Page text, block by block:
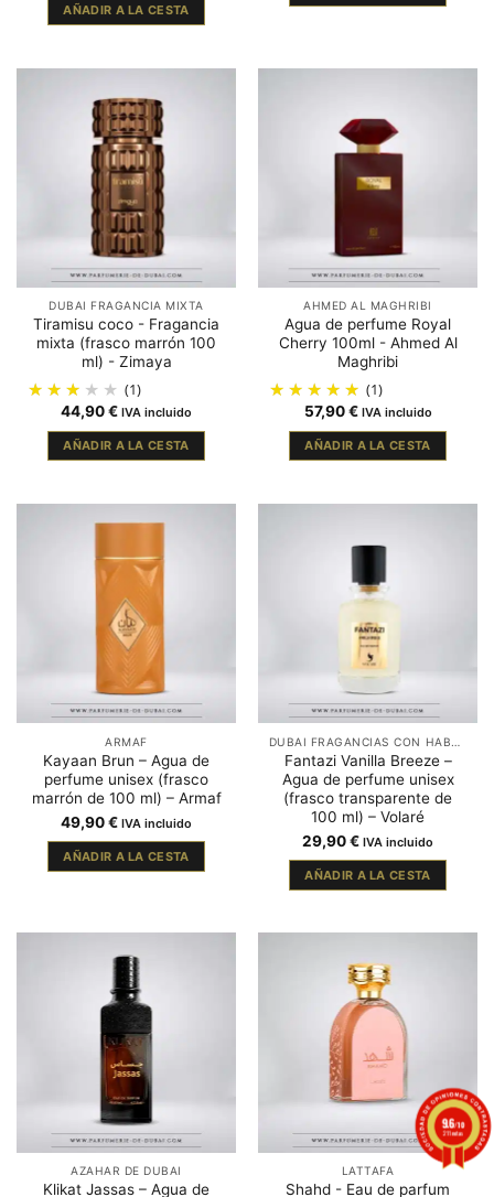
AÑADIR A LA CESTA
DUBAI FRAGANCIA MIXTA
Tiramisu coco - Fragancia
mixta (frasco marrón 100
ml) - Zimaya
(1)
44,90€ IVA incluido
AÑADIR A LA CESTA
AHMED AL MAGHRIBI
Agua de perfume Royal
Cherry 100ml - Ahmed Al
Maghribi
(1)
57,90€ IVA incluido
AÑADIR A LA CESTA
ARMAF
Kayaan Brun – Agua de
perfume unisex (frasco
marrón de 100 ml) – Armaf
49,90€ IVA incluido
AÑADIR A LA CESTA
Fantazi Vanilla Breeze –
Agua de perfume unisex
(frasco transparente de
100 ml) – Volaré
29,90€ IVA incluido
AÑADIR A LA CESTA
AZAHAR DE DUBAI
Klikat Jassas – Agua de
LATTAFA
Shahd - Eau de parfum
9.6/10
211 notas